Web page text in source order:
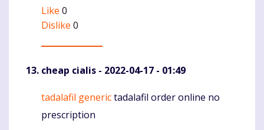
Like 0
Dislike 0
cheap cialis - 2022-04-17 - 01:49
Komentaras
tadalafil generictadalafil order online no
prescription